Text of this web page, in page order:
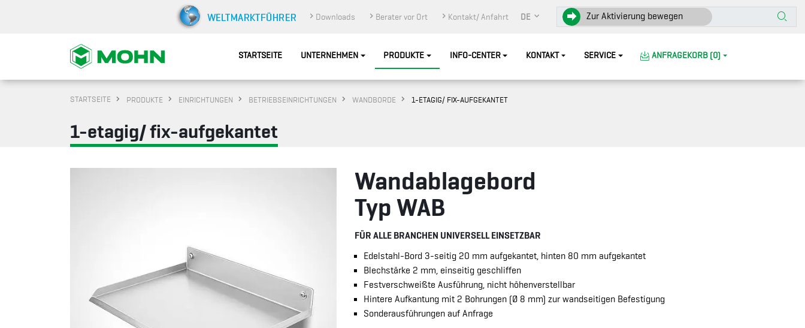
Downloads Berater vor Ort Kontakt/ Anfahrt DE Zur Aktivierung bewegen
STARTSEITE UNTERNEHMEN PRODUKTE INFO-CENTER KONTAKT SERVICE ANFRAGEKORB (0)
STARTSEITE PRODUKTE EINRICHTUNGEN BETRIEBSEINRICHTUNGEN WANDBORDE 1-ETAGIG/ FIX-AUFGEKANTET
1-etagig/ fix-aufgekantet
Wandablagebord
Typ WAB
FÜR ALLE BRANCHEN UNIVERSELL EINSETZBAR
Edelstahl-Bord 3-seitig 20 mm aufgekantet, hinten 80 mm aufgekantet
Blechstärke 2 mm, einseitig geschliffen
Festverschweißte Ausführung, nicht höhenverstellbar
Hintere Aufkantung mit 2 Bohrungen (Ø 8 mm) zur wandseitigen Befestigung
Sonderausführungen auf Anfrage